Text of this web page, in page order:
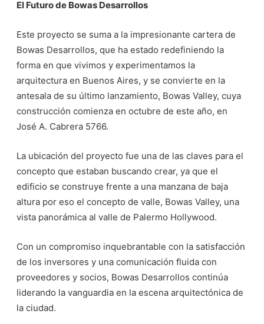
El Futuro de Bowas Desarrollos
Este proyecto se suma a la impresionante cartera de
Bowas Desarrollos, que ha estado redefiniendo la
forma en que vivimos y experimentamos la
arquitectura en Buenos Aires, y se convierte en la
antesala de su último lanzamiento, Bowas Valley, cuya
construcción comienza en octubre de este año, en
José A. Cabrera 5766.
La ubicación del proyecto fue una de las claves para el
concepto que estaban buscando crear, ya que el
edificio se construye frente a una manzana de baja
altura por eso el concepto de valle, Bowas Valley, una
vista panorámica al valle de Palermo Hollywood.
Con un compromiso inquebrantable con la satisfacción
de los inversores y una comunicación fluida con
proveedores y socios, Bowas Desarrollos continúa
liderando la vanguardia en la escena arquitectónica de
la ciudad.